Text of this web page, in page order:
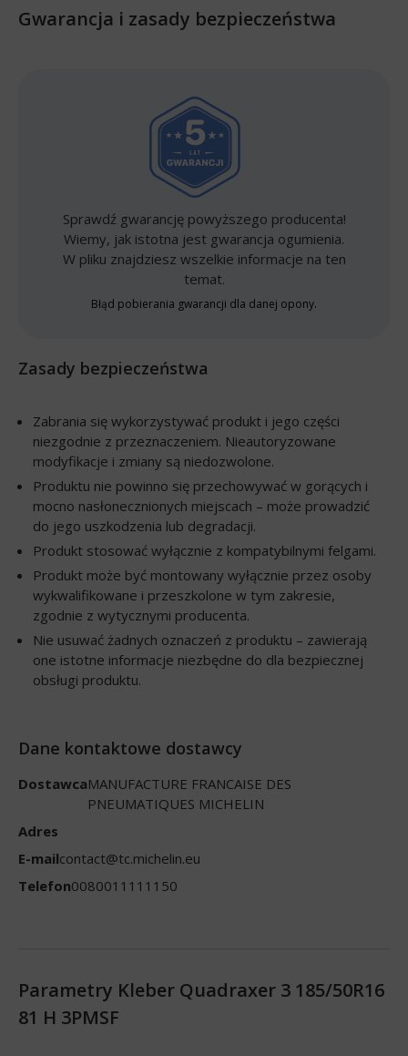
Gwarancja i zasady bezpieczeństwa
Sprawdź gwarancję powyższego producenta!
Wiemy, jak istotna jest gwarancja ogumienia.
W pliku znajdziesz wszelkie informacje na ten
temat.
Błąd pobierania gwarancji dla danej opony.
Zasady bezpieczeństwa
Zabrania się wykorzystywać produkt i jego części
niezgodnie z przeznaczeniem. Nieautoryzowane
modyfikacje i zmiany są niedozwolone.
Produktu nie powinno się przechowywać w gorących i
mocno nasłonecznionych miejscach – może prowadzić
do jego uszkodzenia lub degradacji.
Produkt stosować wyłącznie z kompatybilnymi felgami.
Produkt może być montowany wyłącznie przez osoby
wykwalifikowane i przeszkolone w tym zakresie,
zgodnie z wytycznymi producenta.
Nie usuwać żadnych oznaczeń z produktu – zawierają
one istotne informacje niezbędne do dla bezpiecznej
obsługi produktu.
Dane kontaktowe dostawcy
DostawcaMANUFACTURE FRANCAISE DES
PNEUMATIQUES MICHELIN
Adres
E-mailcontact@tc.michelin.eu
Telefon0080011111150
Parametry Kleber Quadraxer 3 185/50R16
81 H 3PMSF